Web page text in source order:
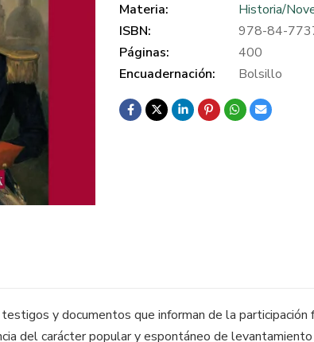
Materia:
Historia/
ISBN:
978-84-
Páginas:
400
Encuadernación:
Bolsillo
y documentos que informan de la
del carácter popular y espontáneo de